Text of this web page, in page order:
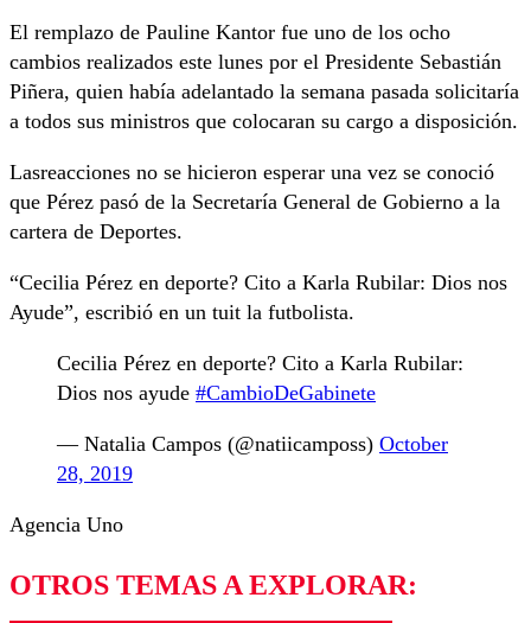
El remplazo de Pauline Kantor fue uno de los ocho
cambios realizados este lunes por el Presidente Sebastián
Piñera, quien había adelantado la semana pasada solicitaría
a todos sus ministros que colocaran su cargo a disposición.
Lasreacciones no se hicieron esperar una vez se conoció
que Pérez pasó de la Secretaría General de Gobierno a la
cartera de Deportes.
“Cecilia Pérez en deporte? Cito a Karla Rubilar: Dios nos
Ayude”, escribió en un tuit la futbolista.
Cecilia Pérez en deporte? Cito a Karla Rubilar:
Dios nos ayude #CambioDeGabinete
— Natalia Campos (@natiicamposs) October
28, 2019
Agencia Uno
OTROS TEMAS A EXPLORAR: